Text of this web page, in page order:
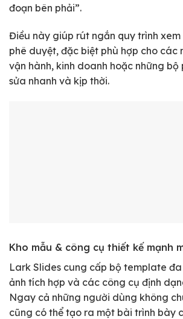
đoạn bên phải”.
Điều này giúp rút ngắn quy trình xem
phê duyệt, đặc biệt phù hợp cho các
vận hành, kinh doanh hoặc những bộ
sửa nhanh và kịp thời.
Kho mẫu & công cụ thiết kế mạnh
Lark Slides cung cấp bộ template
ảnh tích hợp và các công cụ định
Ngay cả những người dùng không
cũng có thể tạo ra một bài trình bày